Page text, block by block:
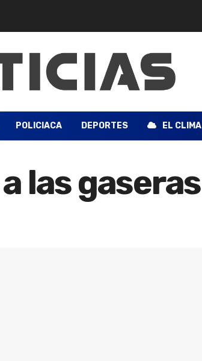
POLICIACA DEPORTES EL CLIMA
las gaseras